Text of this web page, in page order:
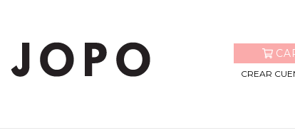
CREAR